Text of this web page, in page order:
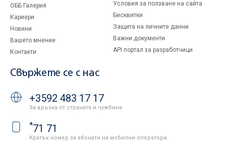
ОББ Галерия
Кариери
Новини
Вашето мнение
Контакти
Условия за ползване на сайта
Бисквитки
Защита на личните данни
Важни документи
API портал за разработчици
Свържете се с нас
+3592 483 17 17
За връзка от страната и чужбина
*71 71
Кратък номер за абонати на мобилни оператори